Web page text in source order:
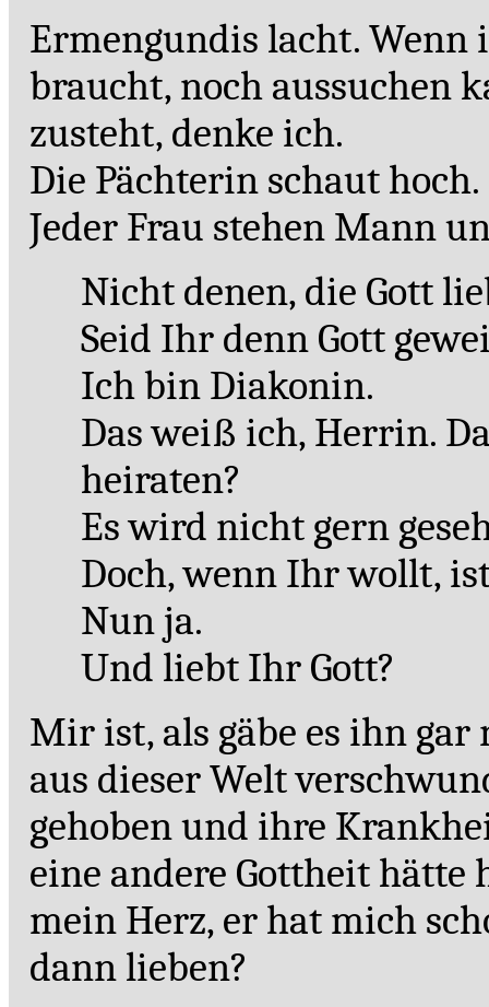
Ermengundis lacht. Wenn
braucht, noch aussuchen
zusteht, denke ich.
Die Pächterin schaut
Jeder Frau stehen Mann
Nicht denen, die Gott
Seid Ihr denn Gott
Ich bin Diakonin.
Das weiß ich, Herrin.
heiraten?
Es wird nicht gern
Doch, wenn Ihr wollt,
Nun ja.
Und liebt Ihr Gott?
Mir ist, als gäbe es ihn
aus dieser Welt
gehoben und ihre
eine andere Gottheit hätte
mein Herz, er hat mich
dann lieben?